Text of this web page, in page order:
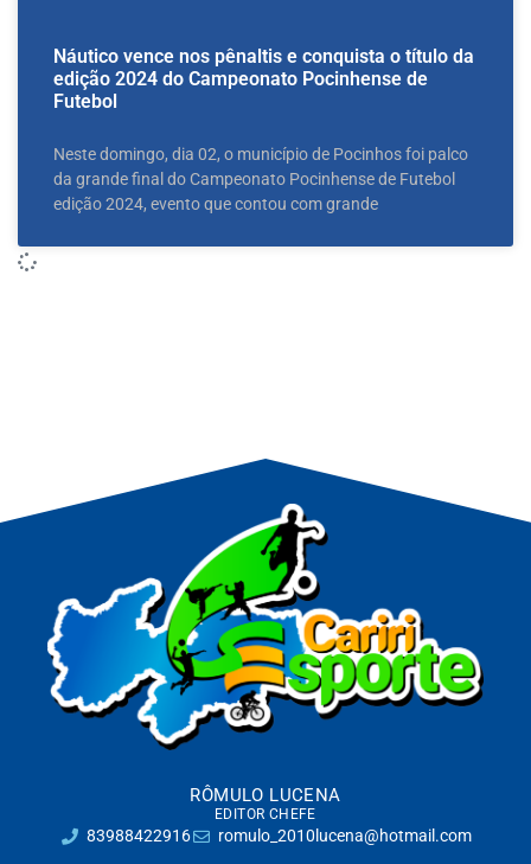
Náutico vence nos pênaltis e conquista o título da
edição 2024 do Campeonato Pocinhense de
Futebol
Neste domingo, dia 02, o município de Pocinhos foi palco
da grande final do Campeonato Pocinhense de Futebol
edição 2024, evento que contou com grande
RÔMULO LUCENA
EDITOR CHEFE
83988422916 romulo_2010lucena@hotmail.com